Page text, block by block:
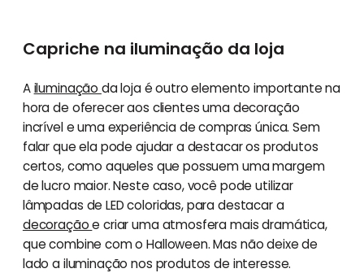
Capriche na iluminação da loja
Ailuminação da loja é outro elemento importante na
hora de oferecer aos clientes uma decoração
incrível e uma experiência de compras única. Sem
falar que ela pode ajudar a destacar os produtos
certos, como aqueles que possuem uma margem
de lucro maior. Neste caso, você pode utilizar
lâmpadas de LED coloridas, para destacar a
decoraçãoe criar uma atmosfera mais dramática,
que combine com o Halloween. Mas não deixe de
lado a iluminação nos produtos de interesse.